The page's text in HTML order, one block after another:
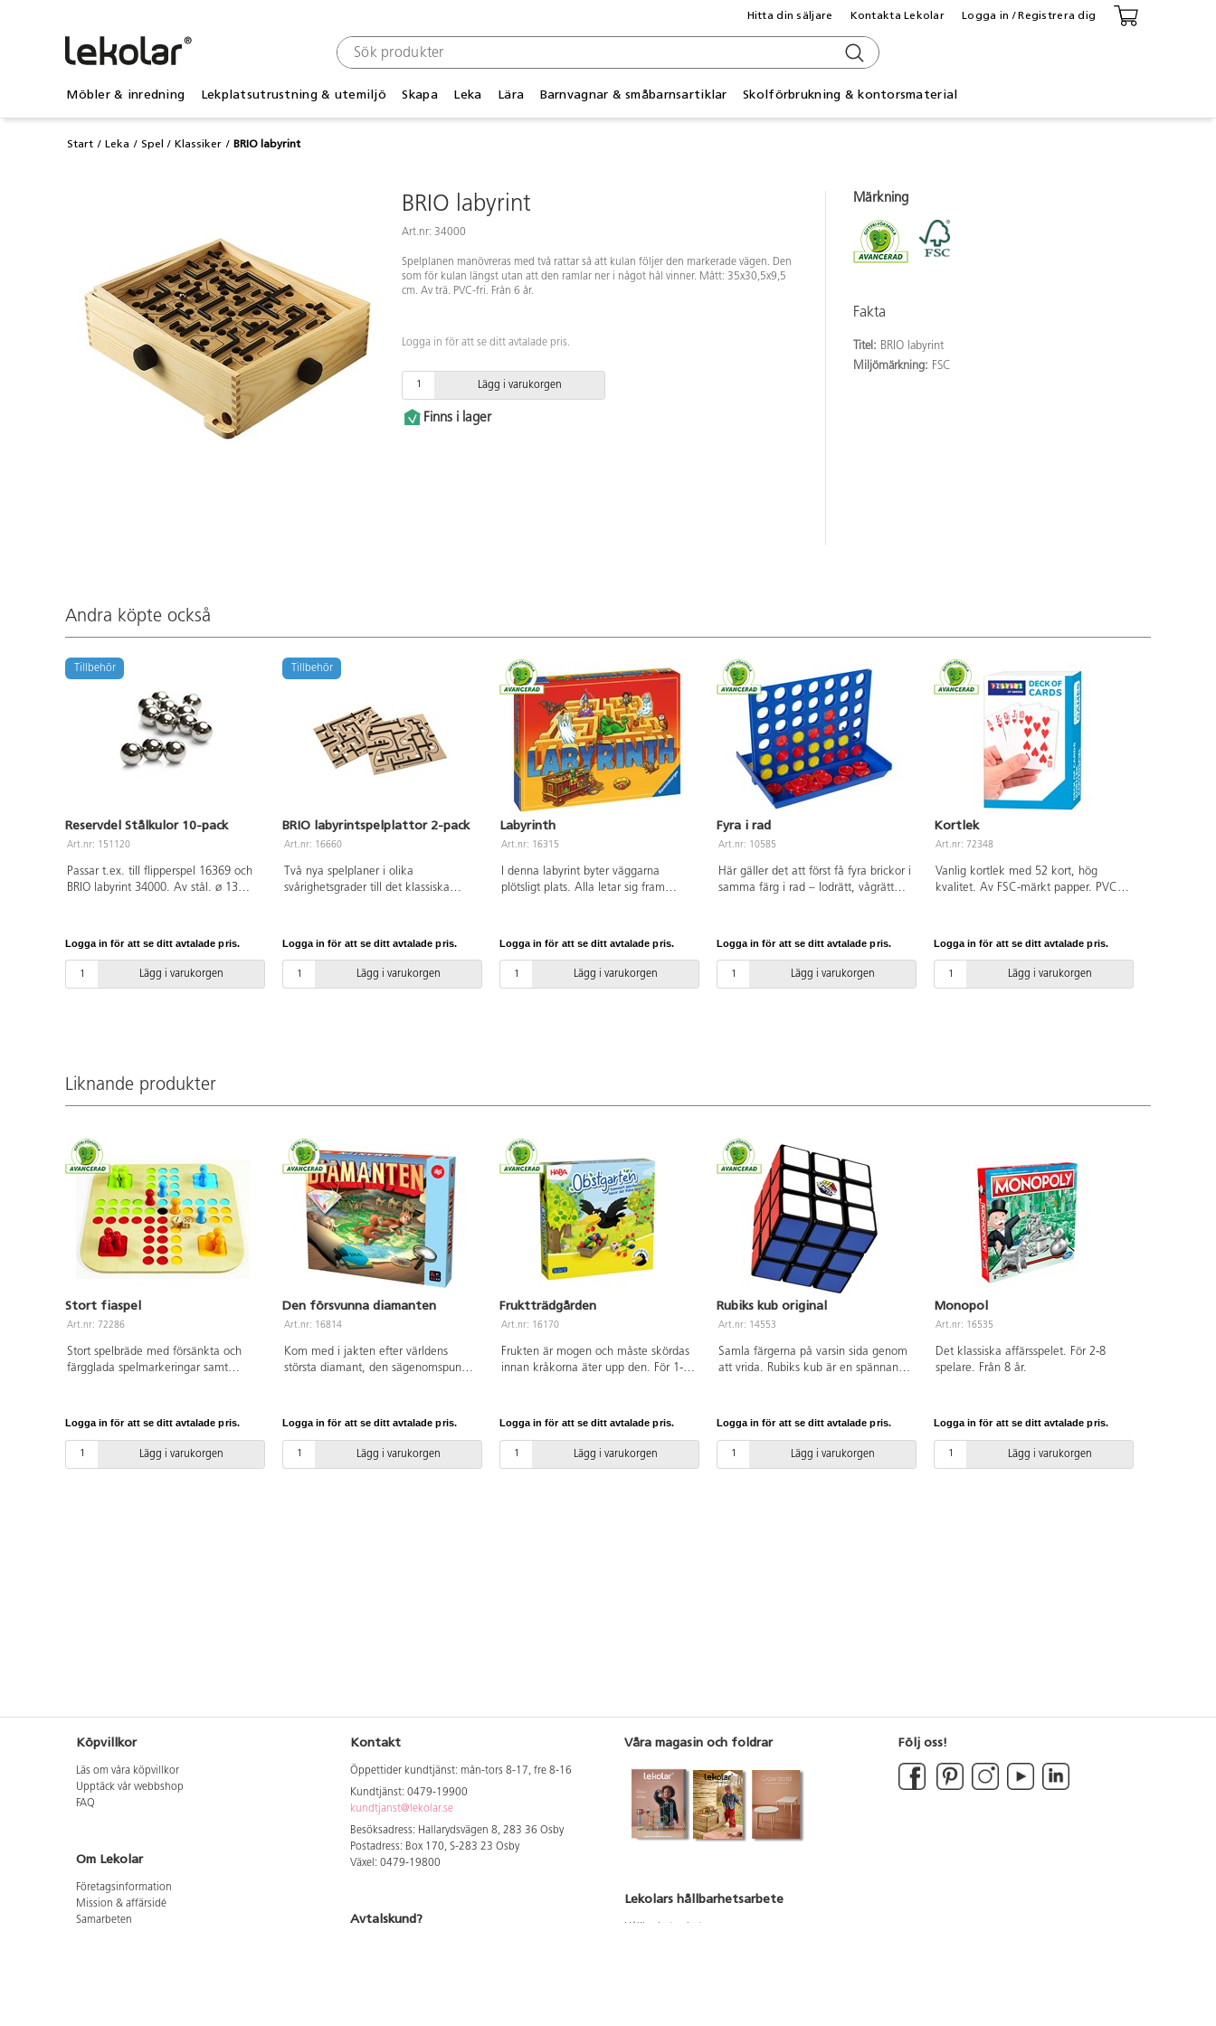
Möbler & inredning Lekplatsutrustning & utemiljö Skapa Leka Lära Barnvagnar & småbarnsartiklar Skolförbrukning & kontorsmaterial
Hitta din säljare Kontakta Lekolar Logga in / Registrera dig
Start Leka Spel Klassiker BRIO labyrint
BRIO labyrint
Art.nr: 34000
Spelplanen manövreras med två rattar så att kulan följer den markerade vägen. Den
som för kulan längst utan att den ramlar ner i något hål vinner. Mått: 35x30,5x9,5
cm. Av trä. PVC-fri. Från 6 år.
Logga in för att se ditt avtalade pris.
Lägg i varukorgen
Finns i lager
Märkning
Fakta
Titel: BRIO labyrint
Miljömärkning: FSC
Andra köpte också
Tillbehör
Reservdel Stålkulor 10-pack
Art.nr: 151120
Passar t.ex. till flipperspel 16369 och
BRIO labyrint 34000. Av stål. ø 13
Logga in för att se ditt avtalade pris.
Lägg i varukorgen
Tillbehör
BRIO labyrintspelplattor 2-pack
Art.nr: 16660
Två nya spelplaner i olika
svårighetsgrader till det klassiska
Logga in för att se ditt avtalade pris.
Lägg i varukorgen
Labyrinth
Art.nr: 16315
I denna labyrint byter väggarna
plötsligt plats. Alla letar sig fram
kommer tillbaka till startplatsen har
vunnit. Speltid ca 20-30 min. För 1-4
Logga in för att se ditt avtalade pris.
Lägg i varukorgen
Fyra i rad
Art.nr: 10585
Här gäller det att först få fyra brickor i
samma färg i rad – lodrätt, vågrätt
spelare. Mått: 26x19x20,5 cm. Av PS-
plast. PVC-fri. Från 3 år.
Logga in för att se ditt avtalade pris.
Lägg i varukorgen
Kortlek
Art.nr: 72348
Vanlig kortlek med 52 kort, hög
kvalitet. Av FSC-märkt papper. PVC-
Logga in för att se ditt avtalade pris.
Lägg i varukorgen
Liknande produkter
Stort fiaspel
Art.nr: 72286
Stort spelbräde med försänkta och
färgglada spelmarkeringar samt
PVC-fri. Från 4 år.
Logga in för att se ditt avtalade pris.
Lägg i varukorgen
Den försvunna diamanten
Art.nr: 16814
Kom med i jakten efter världens
största diamant, den sägenomspunna
Logga in för att se ditt avtalade pris.
Lägg i varukorgen
Fruktträdgården
Art.nr: 16170
Frukten är mogen och måste skördas
innan kråkorna äter upp den. För 1-6
Logga in för att se ditt avtalade pris.
Lägg i varukorgen
Rubiks kub original
Art.nr: 14553
Samla färgerna på varsin sida genom
att vrida. Rubiks kub är en spännande
Logga in för att se ditt avtalade pris.
Lägg i varukorgen
Monopol
Art.nr: 16535
Det klassiska affärsspelet. För 2-8
spelare. Från 8 år.
Logga in för att se ditt avtalade pris.
Lägg i varukorgen
Köpvillkor
Läs om våra köpvillkor
Upptäck vår webbshop
FAQ
Om Lekolar
Företagsinformation
Mission & affärsidé
Samarbeten
Kontakt
Öppettider kundtjänst: mån-tors 8-17, fre 8-16
Kundtjänst: 0479-19900
kundtjanst@lekolar.se
Besöksadress: Hallarydsvägen 8, 283 36 Osby
Postadress: Box 170, S-283 23 Osby
Växel: 0479-19800
Avtalskund?
Våra magasin och foldrar
Lekolars hållbarhetsarbete
Följ oss!